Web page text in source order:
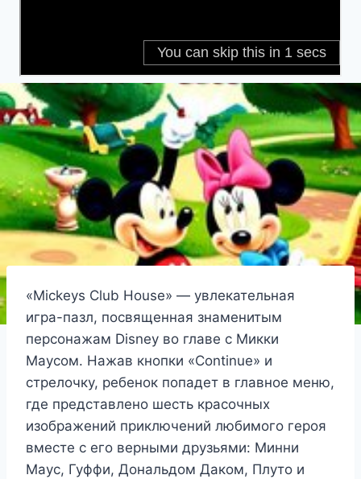
«Mickeys Club House» — увлекательная
игра-пазл, посвященная знаменитым
персонажам Disney во главе с Микки
Маусом. Нажав кнопки «Continue» и
стрелочку, ребенок попадет в главное меню,
где представлено шесть красочных
изображений приключений любимого героя
вместе с его верными друзьями: Минни
Маус, Гуффи, Дональдом Даком, Плуто и